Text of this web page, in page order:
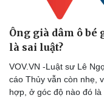
Ông già dâm ô bé
là sai luật?
VOV.VN -Luật sư Lê
cáo Thủy vẫn còn nhẹ,
hợp, ở góc độ nào đó là